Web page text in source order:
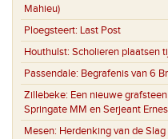
Mahieu)
Ploegsteert: Last Post
Houthulst: Scholieren plaatsen
Passendale: Begrafenis van 6
Zillebeke: Een nieuwe
Springate MM en Serjeant
Mesen: Herdenking van de